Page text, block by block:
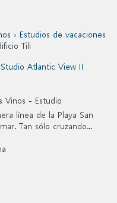
› Estudios de vacaciones
Tili
Vinos - Estudio
línea de la Playa San
Tan sólo cruzando...